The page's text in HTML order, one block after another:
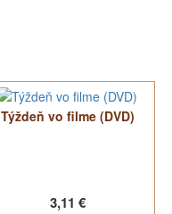
Týždeň vo filme (DVD)
3,11 €